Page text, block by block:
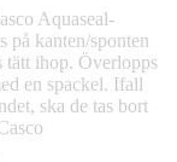
Aquaseal-
på kanten/sponten
tätt ihop. Överlopps
en spackel. Ifall
ska de tas bort